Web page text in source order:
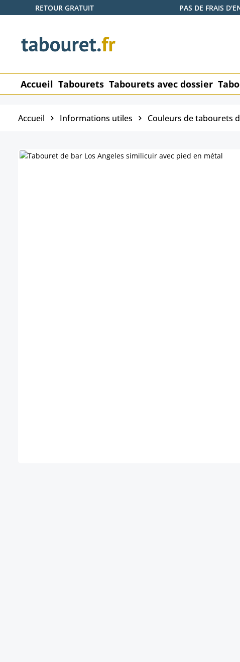
au contenu principal
Passer à la recherche
Passer à la navigation principale
RETOUR GRATUIT PAS DE FRAIS
Accueil Tabourets Tabourets avec dossier
Accueil Informations utiles Couleurs de tabourets